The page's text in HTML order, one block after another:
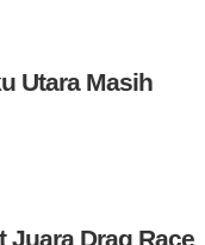
Utara Masih
Juara Drag Race